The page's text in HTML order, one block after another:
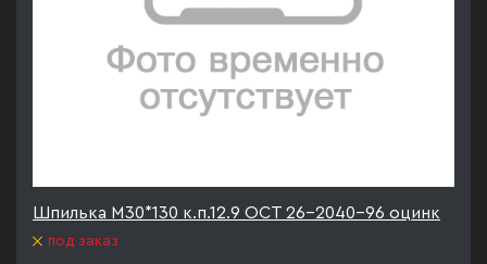
Шпилька М30*130 к.п.12.9 ОСТ 26-2040-96 оцинк
под заказ